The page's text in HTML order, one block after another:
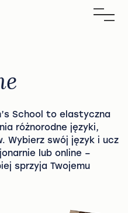
School to elastyczna
różnorodne języki,
Wybierz swój język i ucz
lub online –
sprzyja Twojemu